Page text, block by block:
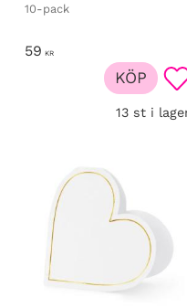
10-pack
59 KR
13 st i
KÖP